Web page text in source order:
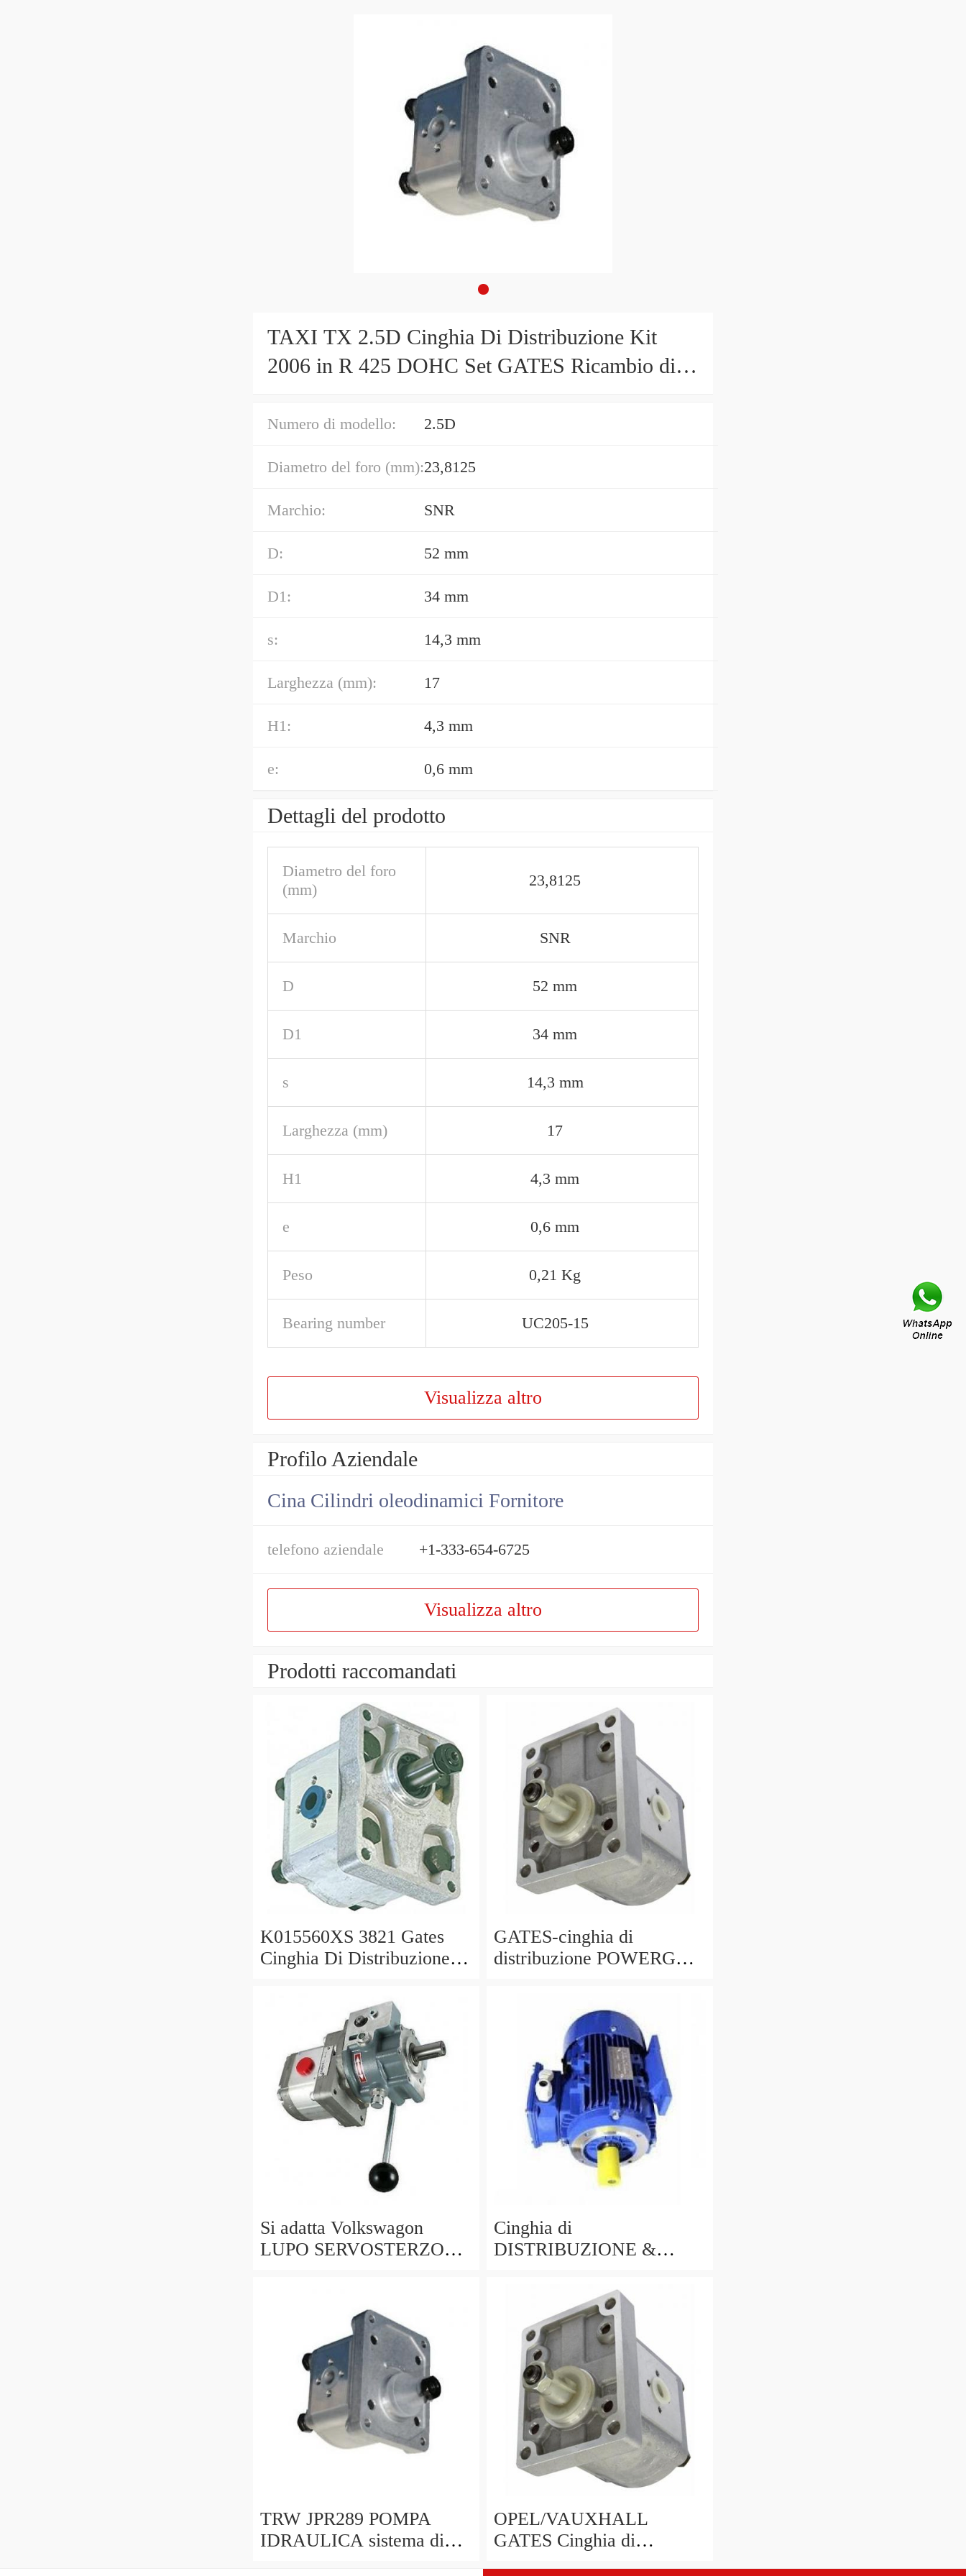
TAXI TX 2.5D Cinghia Di Distribuzione Kit
2006 in R 425 DOHC Set GATES Ricambio di
Numero di modello: 2.5D
Diametro del foro (mm):23,8125
Marchio: SNR
D: 52 mm
D1: 34 mm
s: 14,3 mm
Larghezza (mm): 17
H1: 4,3 mm
e: 0,6 mm
Dettagli del prodotto
Diametro del foro
(mm)
23,8125
Marchio SNR
D 52 mm
D1 34 mm
s 14,3 mm
Larghezza (mm) 17
H1 4,3 mm
e 0,6 mm
Peso 0,21 Kg
Bearing number UC205-15
Visualizza altro
Profilo Aziendale
Cina Cilindri oleodinamici Fornitore
telefono aziendale +1-333-654-6725
Visualizza altro
Prodotti raccomandati
K015560XS 3821 Gates
Cinghia Di Distribuzione
GATES-cinghia di
distribuzione POWERGRIP
03L198119C,03L198119F
Si adatta Volkswagon
LUPO SERVOSTERZO
Cinghia di
DISTRIBUZIONE &
KP15675XS CANCELLI
Set 5675XS T43240
WP0077 Z80504 NUOVO
TRW JPR289 POMPA
IDRAULICA sistema di
OPEL/VAUXHALL
GATES Cinghia di